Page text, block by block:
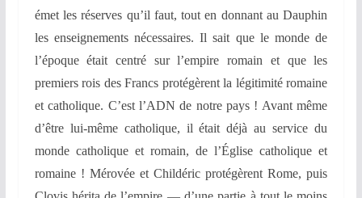
émet les réserves qu’il faut, tout en donnant au Dauphin
les enseignements nécessaires. Il sait que le monde de
l’époque était centré sur l’empire romain et que les
premiers rois des Francs protégèrent la légitimité romaine
et catholique. C’est l’ADN de notre pays ! Avant même
d’être lui-même catholique, il était déjà au service du
monde catholique et romain, de l’Église catholique et
romaine ! Mérovée et Childéric protégèrent Rome, puis